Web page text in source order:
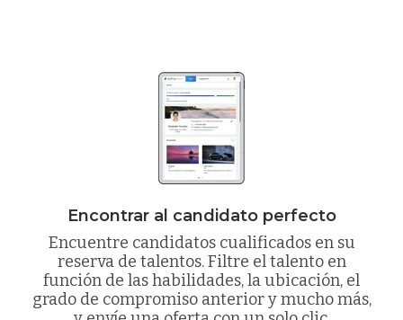
Encontrar al candidato perfecto
Encuentre candidatos cualificados en su
reserva de talentos. Filtre el talento en
función de las habilidades, la ubicación, el
grado de compromiso anterior y mucho más,